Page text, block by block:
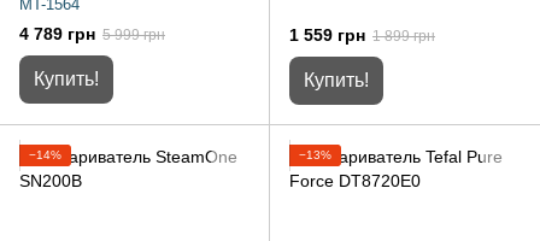
MT-1564
4 789 грн 5 999 грн
Купить!
1 559 грн 1 899 грн
Купить!
−14% −13%